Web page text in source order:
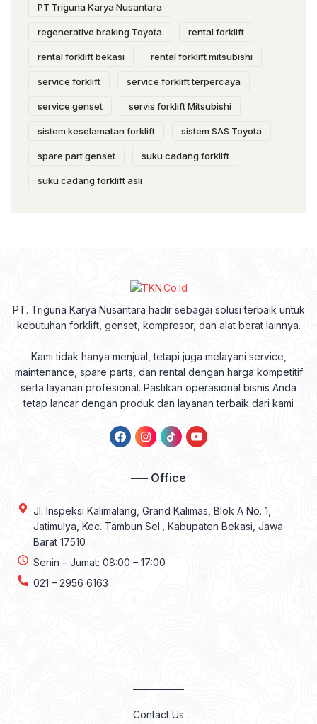
PT Triguna Karya Nusantara
regenerative braking Toyota rental forklift
rental forklift bekasi rental forklift mitsubishi
service forklift service forklift terpercaya
service genset servis forklift Mitsubishi
sistem keselamatan forklift sistem SAS Toyota
spare part genset suku cadang forklift
suku cadang forklift asli
PT. Triguna Karya Nusantara hadir sebagai solusi terbaik untuk
kebutuhan forklift, genset, kompresor, dan alat berat lainnya.
Kami tidak hanya menjual, tetapi juga melayani service,
maintenance, spare parts, dan rental dengan harga kompetitif
serta layanan profesional. Pastikan operasional bisnis Anda
tetap lancar dengan produk dan layanan terbaik dari kami
—– Office
Jl. Inspeksi Kalimalang, Grand Kalimas, Blok A No. 1,
Jatimulya, Kec. Tambun Sel., Kabupaten Bekasi, Jawa
Barat 17510
Senin – Jumat: 08:00 – 17:00
021 – 2956 6163
————–
Contact Us